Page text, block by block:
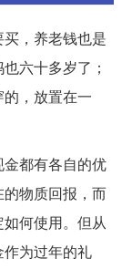
，养老钱也是
六十多岁了；
，放置在一
都有各自的优
物质回报，而
何使用。但从
为过年的礼